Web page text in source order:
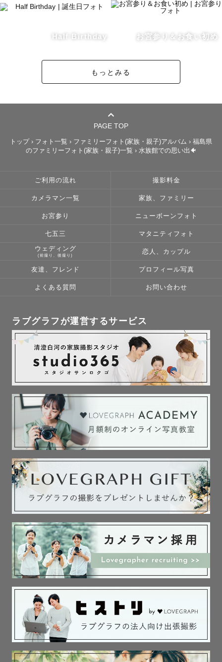
日々子育てしています(笑)
まだしばらくは福島県にいる予定です🍑
結婚前は小学校教員をしていました。
幼稚園・小学校・中学校の
息子の成長を綺麗な写真に残したいと思い
カメラを本格的に始めました。
＊撮影に対する想い＊
初めての出張撮影
ドキドキ、ワクワクすると同時に
特にお子さんの撮影だと、
・人見知りや場所見知りで
泣いちゃうんじゃないか…
・イヤイヤ期真っ只中で
撮影を嫌がらないか心配
・元気に動き回って、ちゃんと撮れるか不安
・ママがいないと不安になっちゃうから、
ソロ写真が撮れるかな？
・撮影中、ずっと機嫌よくいてくれるか心配
など、心配なこと、不安なことが
たくさんあると思います。
大人だってどんなふうに進むのか
分からないと不安になりますよね。
私も息子の撮影を頼むとき
「泣かないかな？」
「周りに迷惑かけないかな？」
Half Birthday お宮参り＆お食い初め
もっとみる
PAGE TOP
トップ › フォト一覧 › ファミリーフォト(家族・親子)アルバム › 福島県
のファミリーフォト(家族・親子)一覧 › 水族館での思い出🐠
ご利用の流れ 撮影料金
カメラマン一覧 家族、ファミリー
お宮参り ニューボーンフォト
七五三 マタニティフォト
ウェディング
(前撮り、後撮り)
恋人、カップル
友達、フレンド プロフィール写真
よくある質問 お問い合わせ
ラブグラフが運営するサービス